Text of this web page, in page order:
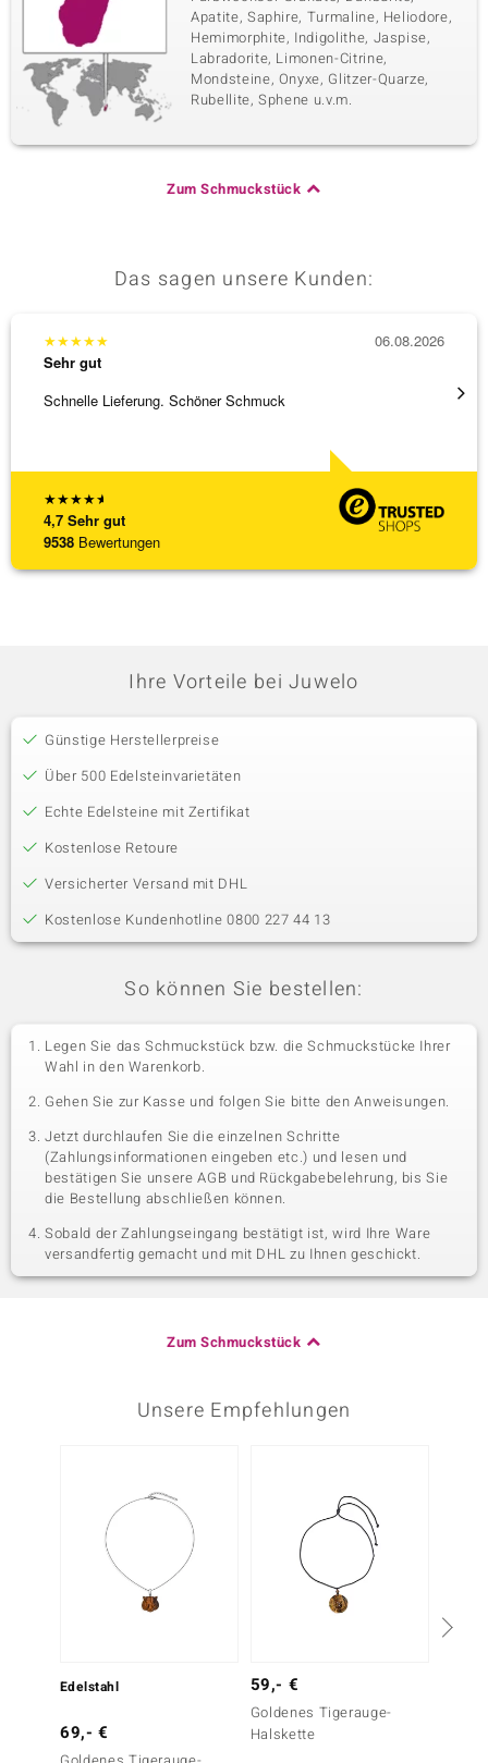
Apatite, Saphire, Turmaline, Heliodore,
Hemimorphite, Indigolithe, Jaspise,
Labradorite, Limonen-Citrine,
Mondsteine, Onyxe, Glitzer-Quarze,
Rubellite, Sphene u.v.m.
Zum Schmuckstück
Das sagen unsere Kunden:
★★★★★
4,7 Sehr gut
9538 Bewertungen
★★★★★
Sehr gut
Schnelle Lieferung. Schöner Schmuck
06.08.2026
Bin
Ihre Vorteile bei Juwelo
Günstige Herstellerpreise
Über 500 Edelsteinvarietäten
Echte Edelsteine mit Zertifikat
Kostenlose Retoure
Versicherter Versand mit DHL
Kostenlose Kundenhotline 0800 227 44 13
So können Sie bestellen:
Legen Sie das Schmuckstück bzw. die Schmuckstücke Ihrer
Wahl in den Warenkorb.
Gehen Sie zur Kasse und folgen Sie bitte den Anweisungen.
Jetzt durchlaufen Sie die einzelnen Schritte
(Zahlungsinformationen eingeben etc.) und lesen und
bestätigen Sie unsere AGB und Rückgabebelehrung, bis Sie
die Bestellung abschließen können.
Sobald der Zahlungseingang bestätigt ist, wird Ihre Ware
versandfertig gemacht und mit DHL zu Ihnen geschickt.
Zum Schmuckstück
Unsere Empfehlungen
Edelstahl
69,- €
59,- €
Goldenes Tigerauge-
Halskette